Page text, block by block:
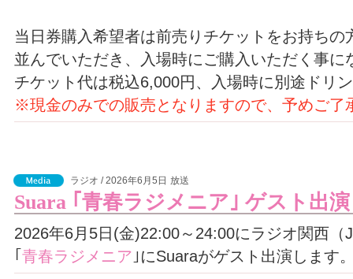
当日券購入希望者は前売りチケットをお持ちの
並んでいただき、入場時にご購入いただく事に
チケット代は税込6,000円、入場時に別途ドリ
※現金のみでの販売となりますので、予めご了
ラジオ / 2026年6月5日 放送
Suara ｢青春ラジメニア｣ ゲスト出演
2026年6月5日(金)22:00～24:00にラジオ関西（
｢ 青春ラジメニア ｣にSuaraがゲスト出演します